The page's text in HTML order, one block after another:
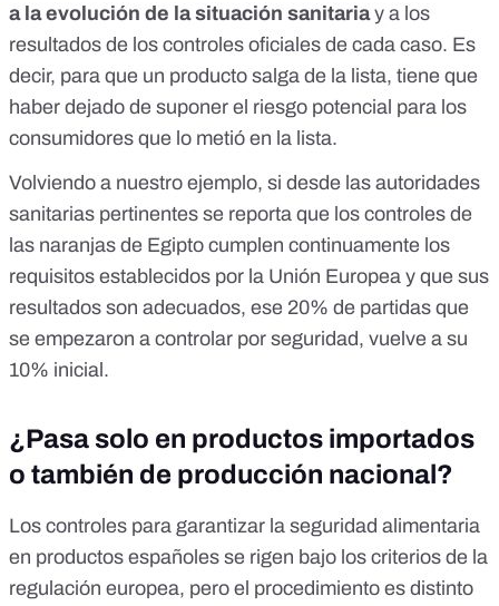
a la evolución de la situación sanitariay a los
resultados de los controles oficiales de cada caso. Es
decir, para que un producto salga de la lista, tiene que
haber dejado de suponer el riesgo potencial para los
consumidores que lo metió en la lista.
Volviendo a nuestro ejemplo, si desde las autoridades
sanitarias pertinentes se reporta que los controles de
las naranjas de Egipto cumplen continuamente los
requisitos establecidos por la Unión Europea y que sus
resultados son adecuados, ese 20% de partidas que
se empezaron a controlar por seguridad, vuelve a su
10% inicial.
¿Pasa solo en productos importados
o también de producción nacional?
Los controles para garantizar la seguridad alimentaria
en productos españoles se rigen bajo los criterios de la
regulación europea, pero el procedimiento es distinto